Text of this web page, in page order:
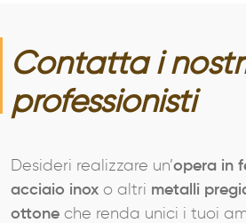
Contatta i
professionisti
Desideri realizzare un’opera in
acciaio inox o altri metalli
ottone che renda unici i tuoi